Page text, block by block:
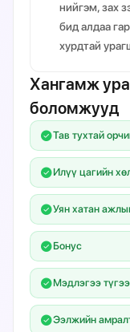
нийгэм, зах
бид алдаа
хурдтай
Хангамж
боломжууд
Тав тухтай
Илүү цагийн
Уян хатан
Бонус
Мэдлэгээ
Ээлжийн